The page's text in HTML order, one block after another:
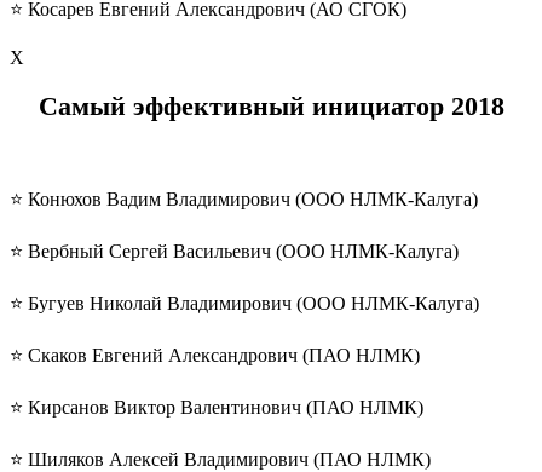
⭐️ Косарев Евгений Александрович (АО СГОК)
Х
Самый эффективный инициатор2018
⭐️ Конюхов Вадим Владимирович (ООО НЛМК-Калуга)
⭐️ Вербный Сергей Васильевич (ООО НЛМК-Калуга)
⭐️ Бугуев Николай Владимирович (ООО НЛМК-Калуга)
⭐️ Скаков Евгений Александрович (ПАО НЛМК)
⭐️ Кирсанов Виктор Валентинович (ПАО НЛМК)
⭐️ Шиляков Алексей Владимирович (ПАО НЛМК)